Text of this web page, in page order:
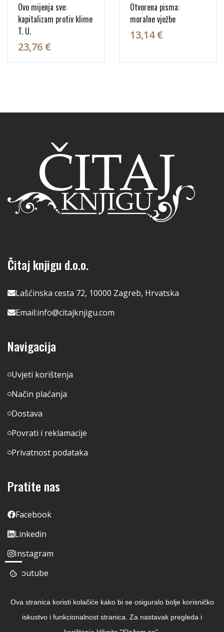
Ovo mijenja sve:
kapitalizam protiv klime
T. U.
23,76 €
Otvorena pisma:
moralne vježbe
13,14 €
Čitaj knjigu d.o.o.
Lašćinska cesta 72, 10000 Zagreb, Hrvatska
Email:info@citajknjigu.com
Navigacija
Uvjeti korištenja
Način plaćanja
Dostava
Povrati i reklamacije
Privatnost podataka
Pratite nas
Facebook
Linkedin
Instagram
Youtube
Ova stranica koristi kolačiće kako bi se osiguralo bolje korisničko
iskustvo i funkcionalnost stranica. Za nastavak pregleda i